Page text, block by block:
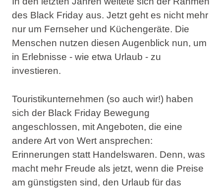
des Black Friday aus. Jetzt geht es nicht mehr
nur um Fernseher und Küchengeräte. Die
Menschen nutzen diesen Augenblick nun, um
in Erlebnisse - wie etwa Urlaub - zu
investieren.
Touristikunternehmen (so auch wir!) haben
sich der Black Friday Bewegung
angeschlossen, mit Angeboten, die eine
andere Art von Wert ansprechen:
Erinnerungen statt Handelswaren. Denn, was
macht mehr Freude als jetzt, wenn die Preise
am günstigsten sind, den Urlaub für das